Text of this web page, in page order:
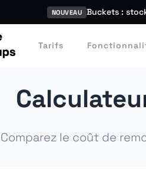
NOUVEAU Buckets :
Tarifs
Comparez le coût de